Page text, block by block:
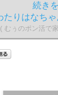
続き
たりはなち
( むぅのポン活で